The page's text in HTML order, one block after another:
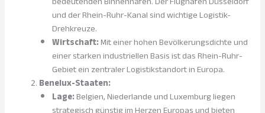
und der Rhein-Ruhr-Kanal sind wichtige Logistik-
Drehkreuze.
Wirtschaft:Mit einer hohen Bevölkerungsdichte und
einer starken industriellen Basis ist das Rhein-Ruhr-
Gebiet ein zentraler Logistikstandort in Europa.
Benelux-Staaten:
Lage:Belgien, Niederlande und Luxemburg liegen